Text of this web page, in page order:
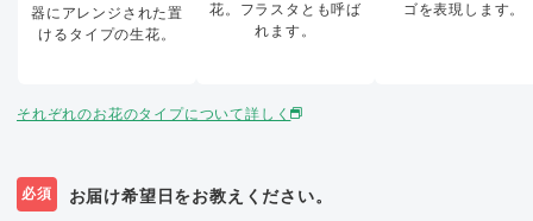
器にアレンジされた置
けるタイプの生花。
花。フラスタとも呼ば
れます。
ゴを表現します。
それぞれのお花のタイプについて詳しく
必須 お届け希望日をお教えください。